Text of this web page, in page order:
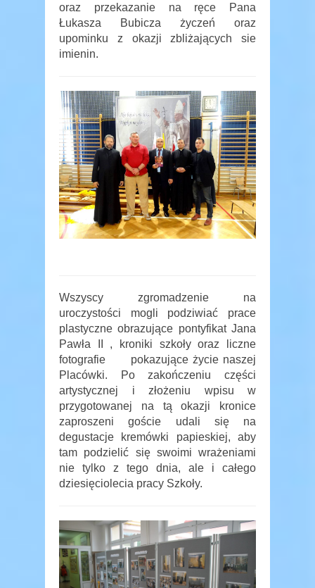
oraz przekazanie na ręce Pana
Łukasza Bubicza życzeń oraz
upominku z okazji zbliżających sie
imienin.
Wszyscy zgromadzenie na
uroczystości mogli podziwiać prace
plastyczne obrazujące pontyfikat Jana
Pawła II , kroniki szkoły oraz liczne
fotografie pokazujące życie naszej
Placówki. Po zakończeniu części
artystycznej i złożeniu wpisu w
przygotowanej na tą okazji kronice
zaproszeni goście udali się na
degustacje kremówki papieskiej, aby
tam podzielić się swoimi wrażeniami
nie tylko z tego dnia, ale i całego
dziesięciolecia pracy Szkoły.